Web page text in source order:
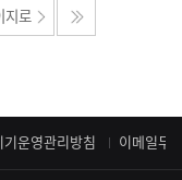
에 달합니다. 김은숙
은 "요즘 쌀값이 비싸
과 DT혁신추진부
명이 참여했습니다.
역시 다름을 느끼게
지로
운영관리방침 이메일무